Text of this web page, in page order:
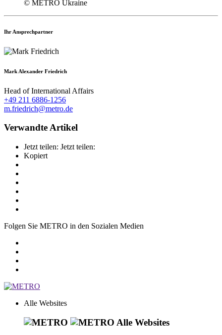
© METRO Ukraine
Ihr Ansprechpartner
Mark Alexander Friedrich
Head of International Affairs
+49 211 6886-1256
m.friedrich@metro.de
Verwandte Artikel
Jetzt teilen: Jetzt teilen:
Kopiert
Folgen Sie METRO in den Sozialen Medien
Alle Websites
Alle Websites